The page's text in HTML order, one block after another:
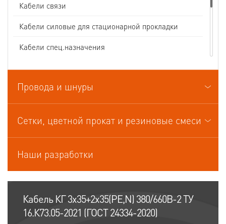
Кабели связи
Кабели силовые для стационарной прокладки
Кабели спец.назначения
Кабели судовые
Кабели термоэлектродные
Провода и шнуры
Сетки, цветной прокат и резиновые смеси
Наши разработки
Кабель КГ 3х35+2х35(PE,N) 380/660В-2 ТУ
16.К73.05-2021 (ГОСТ 24334-2020)